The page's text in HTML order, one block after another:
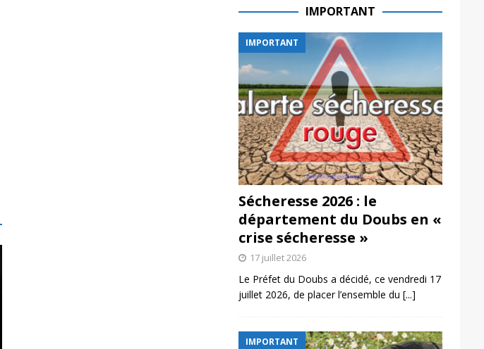
IMPORTANT
IMPORTANT
Sécheresse 2026 : le
département du Doubs en «
crise sécheresse »
17 juillet 2026
Le Préfet du Doubs a décidé, ce vendredi 17
juillet 2026, de placer l’ensemble du [...]
IMPORTANT